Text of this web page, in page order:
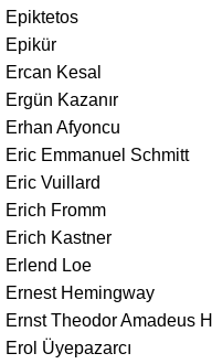
Epiktetos
Epikür
Ercan Kesal
Ergün Kazanır
Erhan Afyoncu
Eric Emmanuel Schmitt
Eric Vuillard
Erich Fromm
Erich Kastner
Erlend Loe
Ernest Hemingway
Ernst Theodor Amadeus
Erol Üyepazarcı